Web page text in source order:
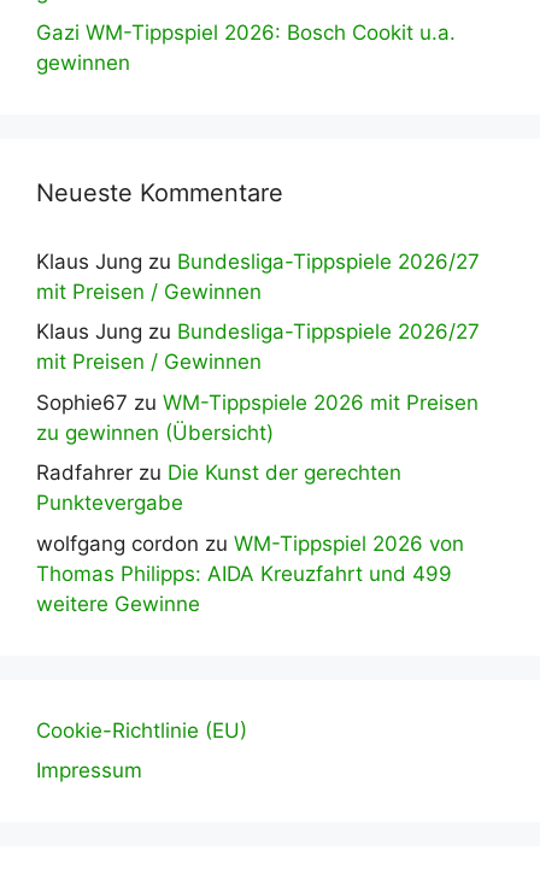
Gazi WM-Tippspiel 2026: Bosch Cookit u.a.
gewinnen
Neueste Kommentare
Klaus Jung zu Bundesliga-Tippspiele 2026/27
mit Preisen / Gewinnen
Klaus Jung zu Bundesliga-Tippspiele 2026/27
mit Preisen / Gewinnen
Sophie67 zu WM-Tippspiele 2026 mit Preisen
zu gewinnen (Übersicht)
Radfahrer zu Die Kunst der gerechten
Punktevergabe
wolfgang cordon zu WM-Tippspiel 2026 von
Thomas Philipps: AIDA Kreuzfahrt und 499
weitere Gewinne
Cookie-Richtlinie (EU)
Impressum